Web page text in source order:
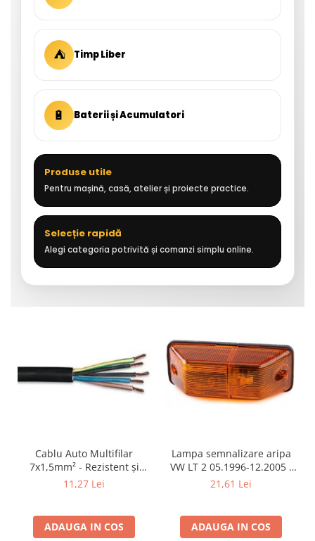
⛺ Timp Liber
🔋 Baterii și Acumulatori
Produse utile
Pentru mașină, casă, atelier și proiecte practice.
Selecție rapidă
Alegi categoria potrivită și comanzi simplu online.
Cablu Auto Multifilar
7x1,5mm² - Rezistent și
Flexibil pentru Remorci 12V-
11,27 Lei
ADAUGA IN COS
Lampa semnalizare aripa
VW LT 2 05.1996-12.2005 ;
Mercedes Sprinter 1995-
Neoplan Euroliner,
Starliner,Centroliner,
21,61 Lei
ADAUGA IN COS